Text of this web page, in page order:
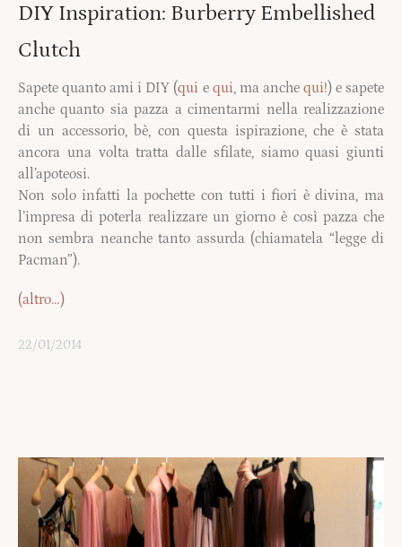
DIY Inspiration: Burberry Embellished
Clutch
Sapete quanto ami i DIY (qui e qui, ma anche qui!) e sapete
anche quanto sia pazza a cimentarmi nella realizzazione
di un accessorio, bè, con questa ispirazione, che è stata
ancora una volta tratta dalle sfilate, siamo quasi giunti
all’apoteosi.
Non solo infatti la pochette con tutti i fiori è divina, ma
l’impresa di poterla realizzare un giorno è così pazza che
non sembra neanche tanto assurda (chiamatela “legge di
Pacman”).
(altro…)
22/01/2014